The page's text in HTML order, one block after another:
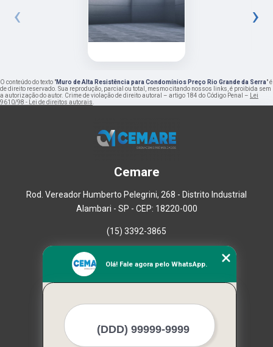
‹ ›
O conteúdo do texto "Muro de Alta Resistência para Condomínios Preço Rio Grande da Serra" é
de direito reservado. Sua reprodução, parcial ou total, mesmo citando nossos links, é proibida sem
a autorização do autor. Crime de violação de direito autoral – artigo 184 do Código Penal –
Lei
9610/98 - Lei de direitos autorais
Cemare
Rod. Vereador Humberto Pelegrini, 268 - Distrito Industrial
Alambari - SP - CEP: 18220-000
(15) 3392-3865
Empresa
Missão
Mapa do site
Mais Serviços
Olá! Fale agora pelo WhatsApp.